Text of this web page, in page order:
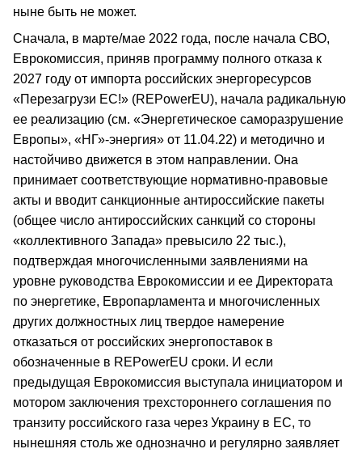
ныне быть не может.
Сначала, в марте/мае 2022 года, после начала СВО,
Еврокомиссия, приняв программу полного отказа к
2027 году от импорта российских энергоресурсов
«Перезагрузи ЕС!» (REPowerEU), начала радикальную
ее реализацию (см. «Энергетическое саморазрушение
Европы», «НГ»-энергия» от 11.04.22) и методично и
настойчиво движется в этом направлении. Она
принимает соответствующие нормативно-правовые
акты и вводит санкционные антироссийские пакеты
(общее число антироссийских санкций со стороны
«коллективного Запада» превысило 22 тыс.),
подтверждая многочисленными заявлениями на
уровне руководства Еврокомиссии и ее Директората
по энергетике, Европарламента и многочисленных
других должностных лиц твердое намерение
отказаться от российских энергопоставок в
обозначенные в REPowerEU сроки. И если
предыдущая Еврокомиссия выступала инициатором и
мотором заключения трехстороннего соглашения по
транзиту российского газа через Украину в ЕС, то
нынешняя столь же однозначно и регулярно заявляет